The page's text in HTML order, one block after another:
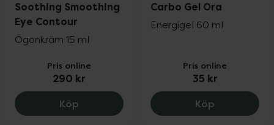
Soothing Smoothing
Eye Contour
Ögonkräm 15 ml
Pris online
290 kr
Köp Embryolisse Soothing Smoothing Eye
Carbo Gel Ora
Energigel 60 ml
Pris online
35 kr
Köp Enervit